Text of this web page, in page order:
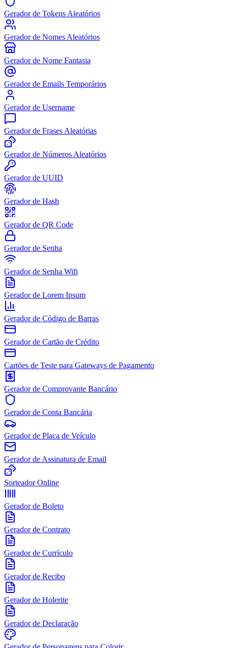
Gerador de Tokens Aleatórios
Gerador de Nomes Aleatórios
Gerador de Nome Fantasia
Gerador de Emails Temporários
Gerador de Username
Gerador de Frases Aleatórias
Gerador de Números Aleatórios
Gerador de UUID
Gerador de Hash
Gerador de QR Code
Gerador de Senha
Gerador de Senha Wifi
Gerador de Lorem Ipsum
Gerador de Código de Barras
Gerador de Cartão de Crédito
Cartões de Teste para Gateways de Pagamento
Gerador de Comprovante Bancário
Gerador de Conta Bancária
Gerador de Placa de Veículo
Gerador de Assinatura de Email
Sorteador Online
Gerador de Boleto
Gerador de Contrato
Gerador de Currículo
Gerador de Recibo
Gerador de Holerite
Gerador de Declaração